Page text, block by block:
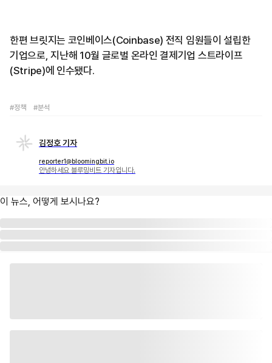
한편 브릿지는 코인베이스(Coinbase) 전직 임원들이 설립한
기업으로, 지난해 10월 글로벌 온라인 결제기업 스트라이프
(Stripe)에 인수됐다.
#정책 #분석
김정호 기자
reporter1@bloomingbit.io
안녕하세요 블루밍비트 기자입니다.
이 뉴스, 어떻게 보시나요?